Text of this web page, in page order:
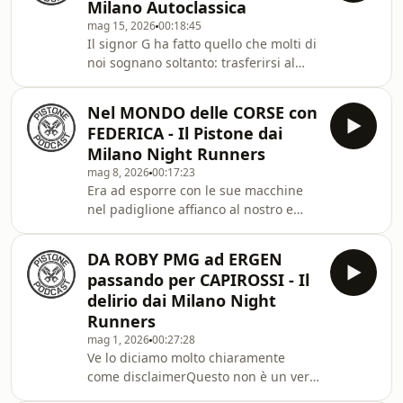
di noi, o meglio, una parte della
nostra Passione, che è stata cresciuta
e coltivata da determinate personalità
del Web, e fra queste nel nostro caso,
c&#39;è Fede PerlamE non p
Milano Autoclassica
mag 15, 202600:18:45
Il signor G ha fatto quello che molti di
noi sognano soltanto: trasferirsi al
per andare in strada.Perché alla fine
la passione vera è anche questo:
arrangiarsi, trovare soluzioni, vivere i
motori senza filtri e senza garage
milionari.E si sa, gli appassionati
hanno sempre un modo tutto loro di
far funzionare le cose.E con quest
Nel MONDO delle CORSE con
FEDERICA - Il Pistone dai
Milano Night Runners
mag 8, 202600:17:23
Era ad esporre con le sue macchine
nel padiglione affianco al nostro e
microfoniAl Pistone oggi non abbiamo
solo una giovane imprenditrice, ma
anche un Pilota che va forte, va forte
di mondi come direbbe il buon
GuidoBuon ascolto!CONTATTI:
pistone.podcast@gmail.com
DA ROBY PMG ad ERGEN
passando per CAPIROSSI - Il
delirio dai Milano Night
Runners
mag 1, 202600:27:28
Ve lo diciamo molto chiaramente
come disclaimerQuesto non è un vero